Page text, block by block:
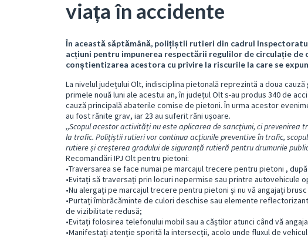
viața în accidente
În această săptămână, polițiștii rutieri din cadrul
acțiuni pentru impunerea respectării regulilor de circulație de
conștientizarea acestora cu privire la riscurile la care se
La nivelul județului Olt, indisciplina pietonală reprezintă a doua
primele nouă luni ale acestui an, în județul Olt s-au produs 340 de
cauză principală abaterile comise de pietoni. În urma acestor
au fost rănite grav, iar 23 au suferit răni ușoare.
,,Scopul acestor activități nu este aplicarea de sancțiuni, ci
la trafic. Polițiștii rutieri vor continua acțiunile preventive în trafic,
rutiere și creșterea gradului de siguranță rutieră pentru drumurile
Recomandări IPJ Olt pentru pietoni:
•Traversarea se face numai pe marcajul trecere pentru pietoni ,
•Evitați să traversați prin locuri nepermise sau printre autovehicule
•Nu alergați pe marcajul trecere pentru pietoni și nu vă angajați
•Purtați îmbrăcăminte de culori deschise sau elemente
de vizibilitate redusă;
•Evitați folosirea telefonului mobil sau a căștilor atunci când vă
•Manifestați atenție sporită la intersecții, acolo unde fluxul de